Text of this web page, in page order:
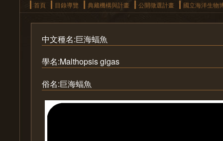
首頁
目錄導覽 典藏機構與計畫 公開徵選計畫 國立海洋生物
中文種名:巨海蝠魚
學名:Malthopsis gigas
俗名:巨海蝠魚